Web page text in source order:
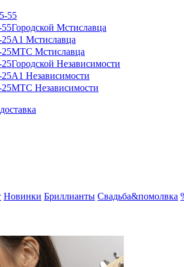
55
55Городской Мстиславца
25A1 Мстиславца
25МТС Мстиславца
25Городской Независимости
25A1 Независимости
25МТС Независимости
Новинки Бриллианты Свадьба&помолвка